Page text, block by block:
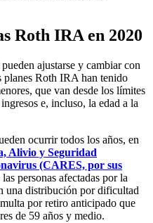
Roth IRA en 2020
ajustarse y cambiar con
planes Roth IRA han tenido
que van desde los límites
e, incluso, la edad a la
ocurrir todos los años, en
Alivio y Seguridad
(CARES, por sus
personas afectadas por la
una distribución por dificultad
por retiro anticipado que
de 59 años y medio.